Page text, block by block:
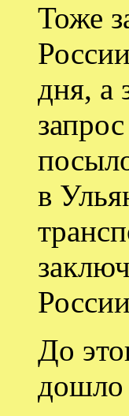
Тоже
дня, а
в
До
дошло